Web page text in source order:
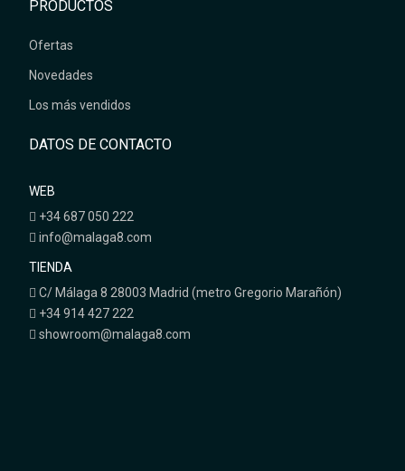
PRODUCTOS
Ofertas
Novedades
Los más vendidos
DATOS DE CONTACTO
WEB
+34 687 050 222
info@malaga8.com
TIENDA
C/ Málaga 8 28003 Madrid (metro Gregorio Marañón)
+34 914 427 222
showroom@malaga8.com